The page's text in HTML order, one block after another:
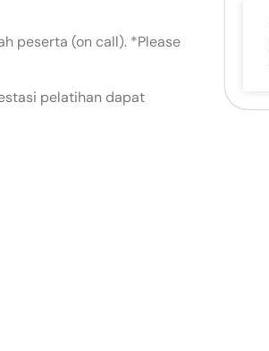
peserta (on call). *Please
pelatihan dapat